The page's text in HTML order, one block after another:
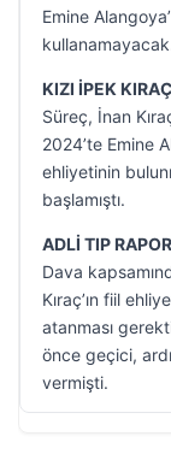
Emine
KIZI İPEK
Süreç, İnan
2024’te Emine
ehliyetinin
başlamıştı.
ADLİ TIP
Dava
Kıraç’ın fiil
atanması
önce geçici,
vermişti.